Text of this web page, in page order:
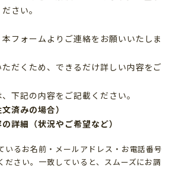
さい。
フォームよりご連絡をお願いいたしま
だくため、できるだけ詳しい内容をご
下記の内容をご記載ください。
済みの場合）
詳細（状況やご希望など）
るお名前・メールアドレス・お電話番号
ださい。一致していると、スムーズにお調